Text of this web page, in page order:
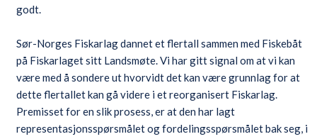
godt.
Sør-Norges Fiskarlag dannet et flertall sammen med Fiskebåt
på Fiskarlaget sitt Landsmøte. Vi har gitt signal om at vi kan
være med å sondere ut hvorvidt det kan være grunnlag for at
dette flertallet kan gå videre i et reorganisert Fiskarlag.
Premisset for en slik prosess, er at den har lagt
representasjonsspørsmålet og fordelingsspørsmålet bak seg, i